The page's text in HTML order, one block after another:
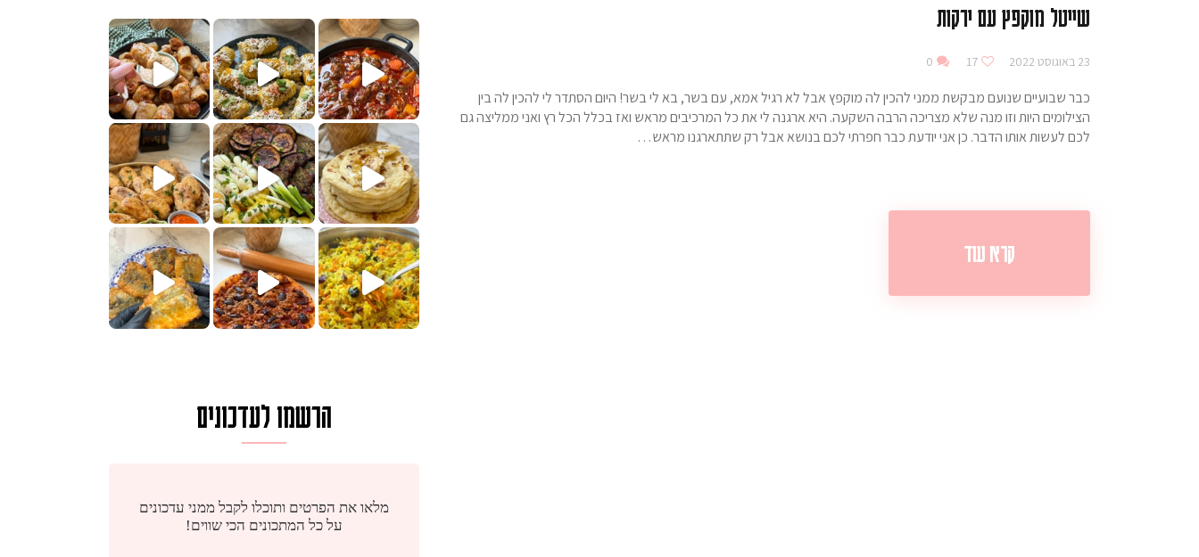
שייטל מוקפץ עם ירקות
23 באוגוסט 2022 17
0
כבר שבועיים שנועם מבקשת ממני להכין לה מוקפץ אבל לא רגיל אמא, עם בשר, בא לי בשר! היום הסתדר לי להכין לה בין
הצילומים היות וזו מנה שלא מצריכה הרבה השקעה. היא ארגנה לי את כל המרכיבים מראש ואז בכלל הכל רץ ואני ממליצה גם
לכם לעשות אותו הדבר. כן אני יודעת כבר חפרתי לכם בנושא אבל רק שתתארגנו מראש…
קרא עוד
. גולש המר
קלחי תירס צרובים על מחבת עם גבינה בולגרית מעודנת מ
נשנושי פרגיות קריספיים ממכרים שמכינים בכמה דקות עב
לחם מחבת שהוא שילוב של מופלטה וספינז׳, רעיון מעול
⁨ סביח מפורק כי צריך לאכול משהו אז מה בשבילכם? בפ
פסטל טוניסאי לתשעת הימים, חשבתי מה לחדש לכם ונראה
למתכון
פיצה של תשעת הימים ולמה היא נקראת ככה? ההסבר בסרטו
מז׳ווז׳ין או בתרגום לעברית, מחותניםמתכון ראש
הרשמו לעדכונים